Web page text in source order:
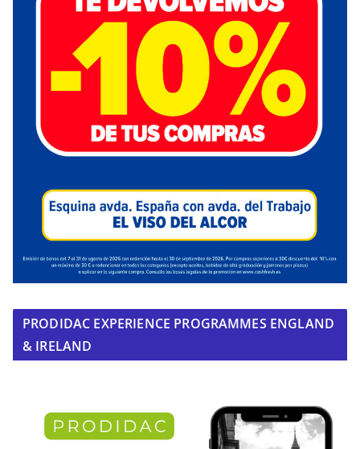
PRODIDAC EXPERIENCE PROGRAMMES ENGLAND
& IRELAND